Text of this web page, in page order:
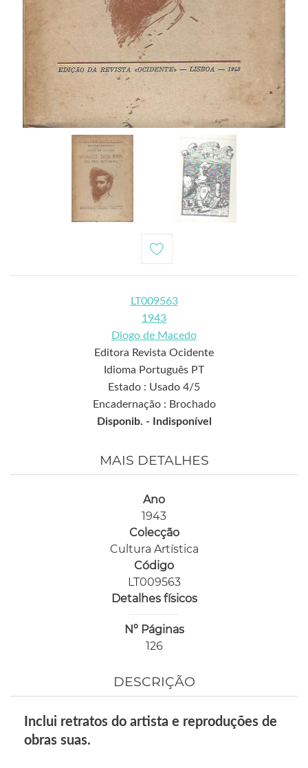
LT009563
1943
Diogo de Macedo
Editora Revista Ocidente
Idioma Português PT
Estado : Usado 4/5
Encadernação : Brochado
Disponib. -
Indisponível
MAIS DETALHES
Ano
1943
Colecção
Cultura Artística
Código
LT009563
Detalhes físicos
Nº Páginas
126
DESCRIÇÃO
Inclui retratos do artista e reproduções de
obras suas.